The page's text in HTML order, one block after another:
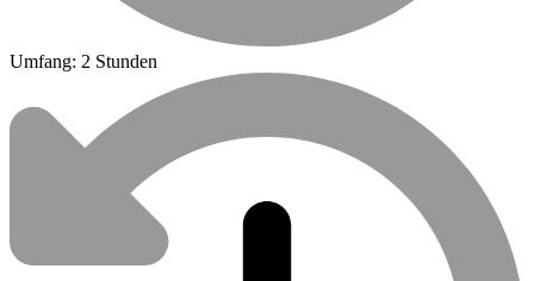
Umfang: 2 Stunden